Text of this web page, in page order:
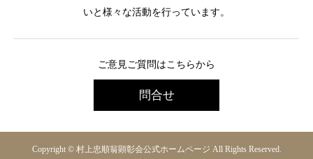
いと様々な活動を行っています。
ご意見ご質問はこちらから
問合せ
Copyright © 村上忠順翁顕彰会公式ホームページ All Rights Reserved.